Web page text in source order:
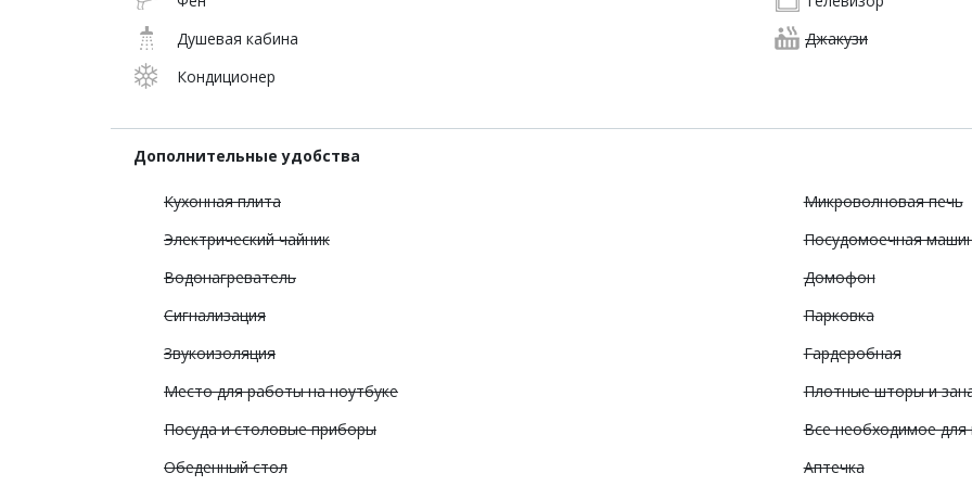
Душевая кабина
Джакузи
Кондиционер
Дополнительные удобства
Кухонная плита
Микроволновая печь
Электрический чайник
Посудомоечная
Водонагреватель
Домофон
Сигнализация
Парковка
Звукоизоляция
Гардеробная
Место для работы на ноутбуке
Плотные шторы и
Посуда и столовые приборы
Все необходимое для
Обеденный стол
Аптечка